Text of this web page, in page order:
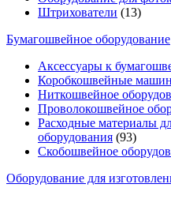
Штрихователи (13)
Бумагошвейное оборудование
Аксессуары к
Коробкошвейные
Ниткошвейное
Проволокошвейное
Расходные материалы
оборудования (93)
Скобошвейное
Оборудование для